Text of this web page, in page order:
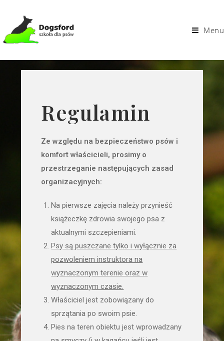
Menu
Regulamin
Ze względu na bezpieczeństwo psów i
komfort właścicieli, prosimy o
przestrzeganie następujących zasad
organizacyjnych:
Na pierwsze zajęcia należy przynieść
książeczkę zdrowia swojego psa z
aktualnymi szczepieniami.
Psy są puszczane tylko i wyłącznie za
pozwoleniem instruktora na
wyznaczonym terenie oraz w
wyznaczonym czasie.
Właściciel jest zobowiązany do
sprzątania po swoim psie.
Pies na teren obiektu jest wprowadzany